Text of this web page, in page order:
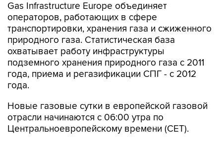
Gas Infrastructure Europe объединяет
операторов, работающих в сфере
транспортировки, хранения газа и сжиженного
природного газа. Статистическая база
охватывает работу инфраструктуры
подземного хранения природного газа с 2011
года, приема и регазификации СПГ - с 2012
года.
Новые газовые сутки в европейской газовой
отрасли начинаются c 06:00 утра по
Центральноевропейскому времени (CET).